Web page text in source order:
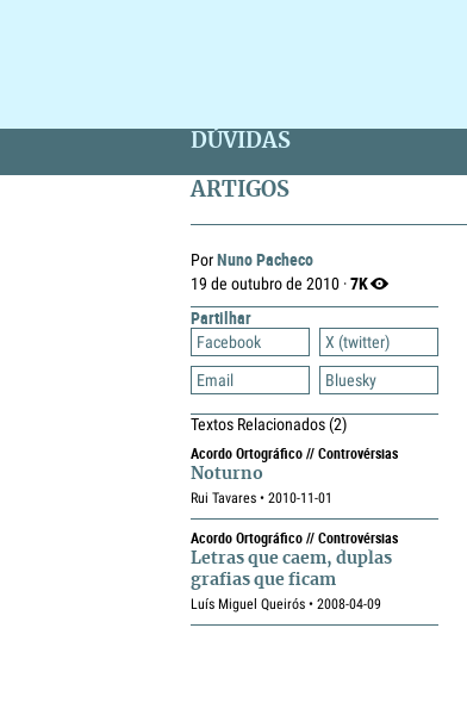
DÚVIDAS
ARTIGOS
PorNuno Pacheco
19 de outubro de 2010 ·7K
Partilhar
Facebook
X (twitter)
Email
Bluesky
Textos Relacionados(2)
Acordo Ortográfico // Controvérsias
Noturno
Rui Tavares • 2010-11-01
Acordo Ortográfico // Controvérsias
Letras que caem, duplas
grafias que ficam
Luís Miguel Queirós • 2008-04-09